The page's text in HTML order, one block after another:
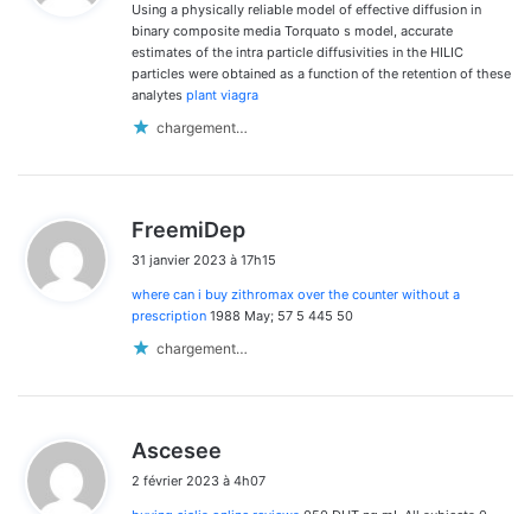
:
Using a physically reliable model of effective diffusion in
binary composite media Torquato s model, accurate
estimates of the intra particle diffusivities in the HILIC
particles were obtained as a function of the retention of these
analytes plant viagra
chargement…
FreemiDep
t
:
31 janvier 2023 à 17h15
where can i buy zithromax over the counter without a
prescription 1988 May; 57 5 445 50
chargement…
Ascesee
t
2 février 2023 à 4h07